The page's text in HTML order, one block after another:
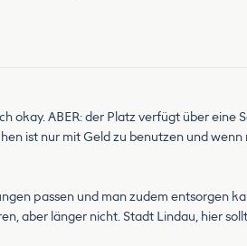
okay. ABER: der Platz verfügt über eine
ist nur mit Geld zu benutzen und
passen und man zudem entsorgen
aber länger nicht. Stadt Lindau, hier